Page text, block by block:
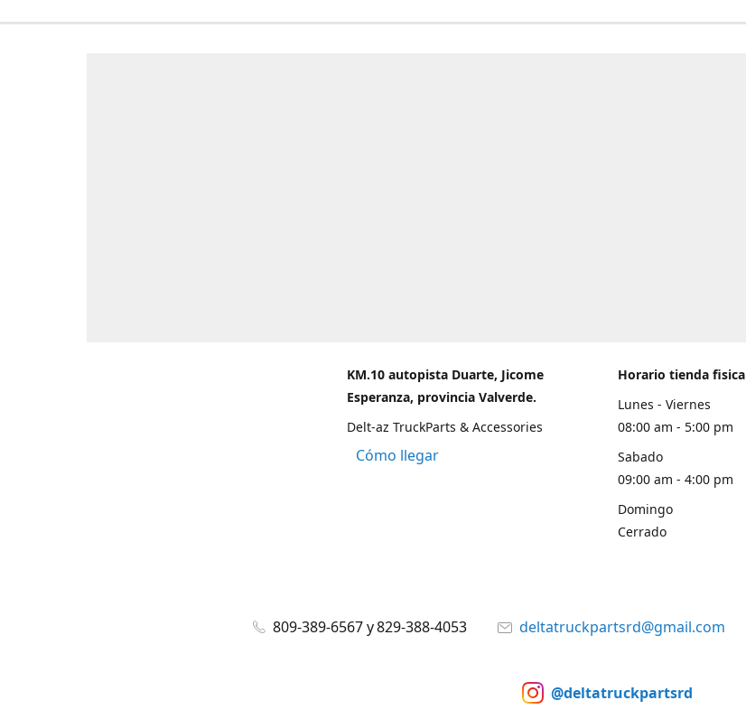
KM.10 autopista Duarte, Jicome
Esperanza, provincia Valverde.
Delt-az TruckParts & Accessories
Cómo llegar
Horario tienda fisica
Lunes - Viernes
08:00 am - 5:00 pm
Sabado
09:00 am - 4:00 pm
Domingo
Cerrado
809-389-6567 y 829-388-4053 deltatruckpartsrd@gmail.com
@deltatruckpartsrd